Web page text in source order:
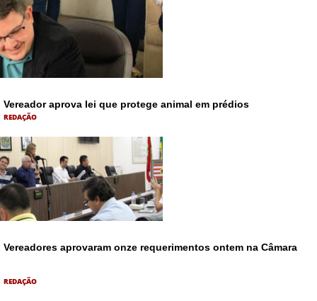
Vereador aprova lei que protege animal em prédios
REDAÇÃO
Vereadores aprovaram onze requerimentos ontem na Câmara
REDAÇÃO